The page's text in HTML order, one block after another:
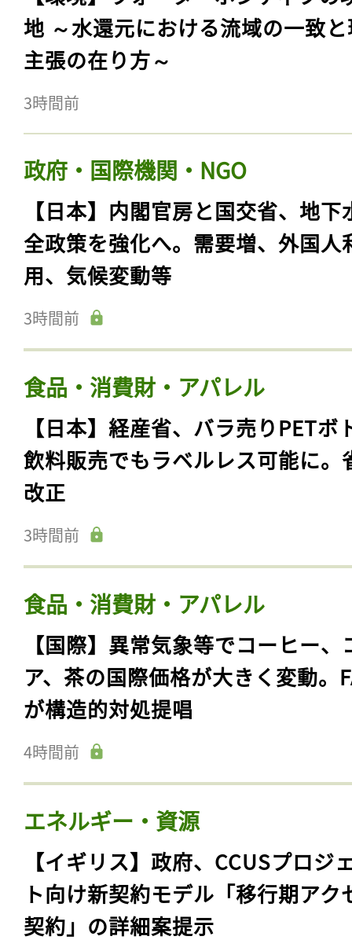
地 ～水還元における流域の一致
主張の在り方～
3時間前
政府・国際機関・NGO
【日本】内閣官房と国交省、地下
全政策を強化へ。需要増、外国人
用、気候変動等
3時間前
食品・消費財・アパレル
【日本】経産省、バラ売りPETボ
飲料販売でもラベルレス可能に。
改正
3時間前
食品・消費財・アパレル
【国際】異常気象等でコーヒー、
ア、茶の国際価格が大きく変動。
が構造的対処提唱
4時間前
エネルギー・資源
【イギリス】政府、CCUSプロジ
ト向け新契約モデル「移行期アク
契約」の詳細案提示